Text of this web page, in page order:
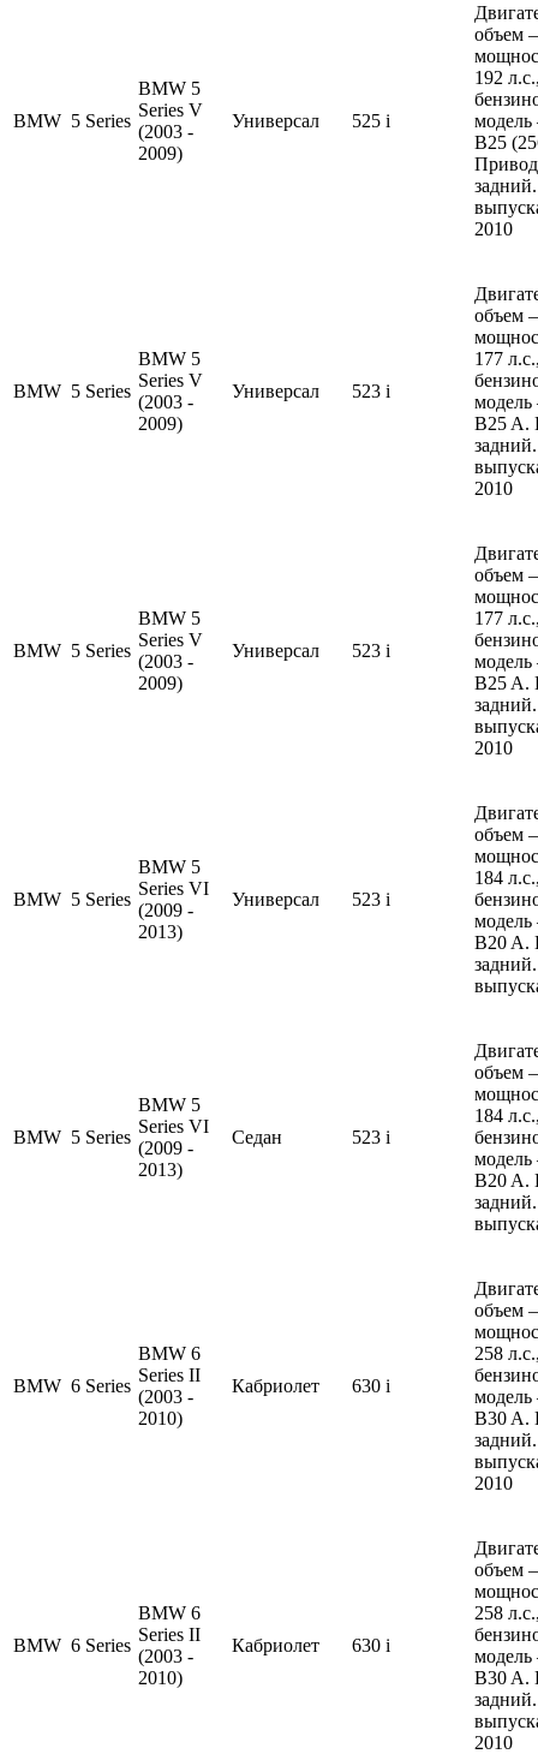
BMW 5 Series
BMW 5
Series V
(2003 -
2009)
Универсал 525 i
объем
192
B25
2010
BMW 5 Series
BMW 5
Series V
(2003 -
2009)
Универсал 523 i
объем
177
B25 A.
2010
BMW 5 Series
BMW 5
Series V
(2003 -
2009)
Универсал 523 i
объем
177
B25 A.
2010
BMW 5 Series
BMW 5
Series VI
(2009 -
2013)
Универсал 523 i
объем
184
B20 A.
BMW 5 Series
BMW 5
Series VI
(2009 -
2013)
Седан 523 i
объем
184
B20 A.
BMW 6 Series
BMW 6
Series II
(2003 -
2010)
Кабриолет 630 i
объем
258
B30 A.
2010
BMW 6 Series
BMW 6
Series II
(2003 -
2010)
Кабриолет 630 i
объем
258
B30 A.
2010